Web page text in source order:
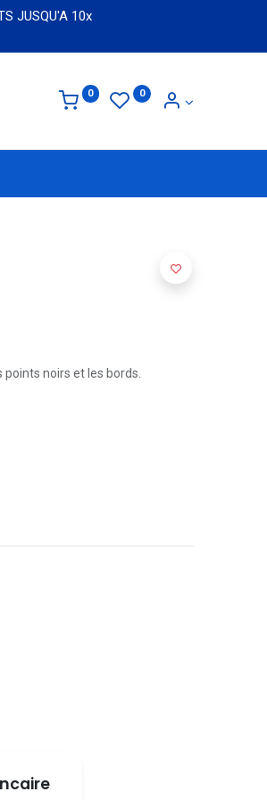
JUSQU'A 10x
0 0
noirs et les bords.